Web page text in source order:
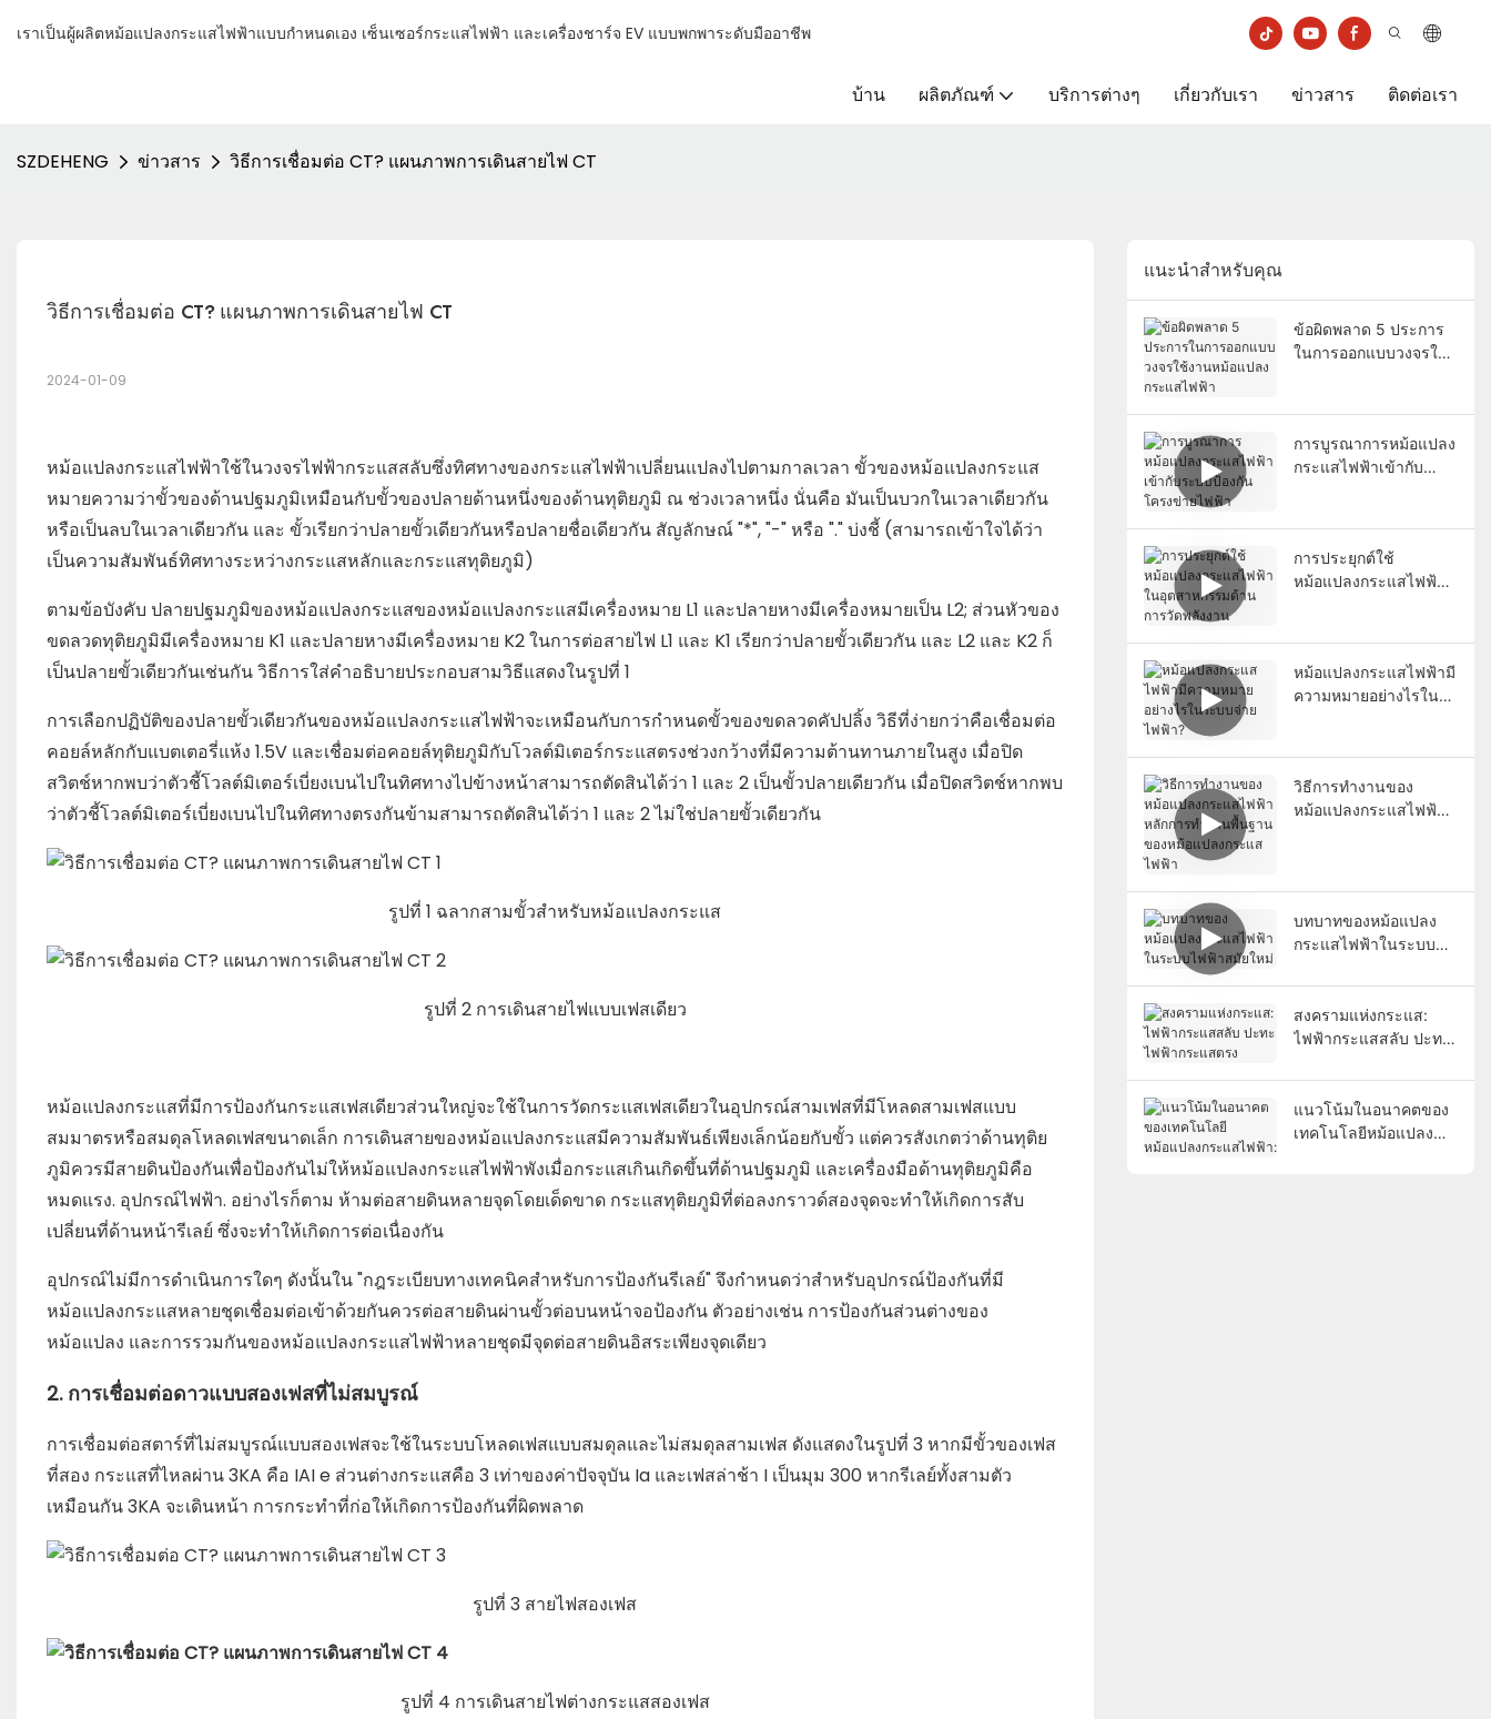
เราเป็นผู้ผลิตหม้อแปลงกระแสไฟฟ้าแบบกำหนดเอง เซ็นเซอร์กระแสไฟฟ้า และเครื่องชาร์จ EV แบบพกพาระดับมืออาชีพ
บ้าน ผลิตภัณฑ์ บริการต่างๆ เกี่ยวกับเรา ข่าวสาร ติดต่อเรา
SZDEHENG ข่าวสาร วิธีการเชื่อมต่อ CT? แผนภาพการเดินสายไฟ CT
วิธีการเชื่อมต่อ CT? แผนภาพการเดินสายไฟ CT
2024-01-09
หม้อแปลงกระแสไฟฟ้าใช้ในวงจรไฟฟ้ากระแสสลับซึ่งทิศทางของกระแสไฟฟ้าเปลี่ยนแปลงไปตามกาลเวลา ขั้วของหม้อแปลงกระแส
หมายความว่าขั้วของด้านปฐมภูมิเหมือนกับขั้วของปลายด้านหนึ่งของด้านทุติยภูมิ ณ ช่วงเวลาหนึ่ง นั่นคือ มันเป็นบวกในเวลาเดียวกัน
หรือเป็นลบในเวลาเดียวกัน และ ขั้วเรียกว่าปลายขั้วเดียวกันหรือปลายชื่อเดียวกัน สัญลักษณ์ "*", "-" หรือ "." บ่งชี้ (สามารถเข้าใจได้ว่า
เป็นความสัมพันธ์ทิศทางระหว่างกระแสหลักและกระแสทุติยภูมิ)
ตามข้อบังคับ ปลายปฐมภูมิของหม้อแปลงกระแสของหม้อแปลงกระแสมีเครื่องหมาย L1 และปลายหางมีเครื่องหมายเป็น L2; ส่วนหัวของ
ขดลวดทุติยภูมิมีเครื่องหมาย K1 และปลายหางมีเครื่องหมาย K2 ในการต่อสายไฟ L1 และ K1 เรียกว่าปลายขั้วเดียวกัน และ L2 และ K2 ก็
เป็นปลายขั้วเดียวกันเช่นกัน วิธีการใส่คำอธิบายประกอบสามวิธีแสดงในรูปที่ 1
การเลือกปฏิบัติของปลายขั้วเดียวกันของหม้อแปลงกระแสไฟฟ้าจะเหมือนกับการกำหนดขั้วของขดลวดคัปปลิ้ง วิธีที่ง่ายกว่าคือเชื่อมต่อ
คอยล์หลักกับแบตเตอรี่แห้ง 1.5V และเชื่อมต่อคอยล์ทุติยภูมิกับโวลต์มิเตอร์กระแสตรงช่วงกว้างที่มีความต้านทานภายในสูง เมื่อปิด
สวิตช์หากพบว่าตัวชี้โวลต์มิเตอร์เบี่ยงเบนไปในทิศทางไปข้างหน้าสามารถตัดสินได้ว่า 1 และ 2 เป็นขั้วปลายเดียวกัน เมื่อปิดสวิตช์หากพบ
ว่าตัวชี้โวลต์มิเตอร์เบี่ยงเบนไปในทิศทางตรงกันข้ามสามารถตัดสินได้ว่า 1 และ 2 ไม่ใช่ปลายขั้วเดียวกัน
รูปที่ 1 ฉลากสามขั้วสำหรับหม้อแปลงกระแส
รูปที่ 2 การเดินสายไฟแบบเฟสเดียว
หม้อแปลงกระแสที่มีการป้องกันกระแสเฟสเดียวส่วนใหญ่จะใช้ในการวัดกระแสเฟสเดียวในอุปกรณ์สามเฟสที่มีโหลดสามเฟสแบบ
สมมาตรหรือสมดุลโหลดเฟสขนาดเล็ก การเดินสายของหม้อแปลงกระแสมีความสัมพันธ์เพียงเล็กน้อยกับขั้ว แต่ควรสังเกตว่าด้านทุติย
ภูมิควรมีสายดินป้องกันเพื่อป้องกันไม่ให้หม้อแปลงกระแสไฟฟ้าพังเมื่อกระแสเกินเกิดขึ้นที่ด้านปฐมภูมิ และเครื่องมือด้านทุติยภูมิคือ
หมดแรง. อุปกรณ์ไฟฟ้า. อย่างไรก็ตาม ห้ามต่อสายดินหลายจุดโดยเด็ดขาด กระแสทุติยภูมิที่ต่อลงกราวด์สองจุดจะทำให้เกิดการสับ
เปลี่ยนที่ด้านหน้ารีเลย์ ซึ่งจะทำให้เกิดการต่อเนื่องกัน
อุปกรณ์ไม่มีการดำเนินการใดๆ ดังนั้นใน "กฎระเบียบทางเทคนิคสำหรับการป้องกันรีเลย์" จึงกำหนดว่าสำหรับอุปกรณ์ป้องกันที่มี
หม้อแปลงกระแสหลายชุดเชื่อมต่อเข้าด้วยกันควรต่อสายดินผ่านขั้วต่อบนหน้าจอป้องกัน ตัวอย่างเช่น การป้องกันส่วนต่างของ
หม้อแปลง และการรวมกันของหม้อแปลงกระแสไฟฟ้าหลายชุดมีจุดต่อสายดินอิสระเพียงจุดเดียว
2. การเชื่อมต่อดาวแบบสองเฟสที่ไม่สมบูรณ์
การเชื่อมต่อสตาร์ที่ไม่สมบูรณ์แบบสองเฟสจะใช้ในระบบโหลดเฟสแบบสมดุลและไม่สมดุลสามเฟส ดังแสดงในรูปที่ 3 หากมีขั้วของเฟส
ที่สอง กระแสที่ไหลผ่าน 3KA คือ IAI e ส่วนต่างกระแสคือ 3 เท่าของค่าปัจจุบัน Ia และเฟสล่าช้า I เป็นมุม 300 หากรีเลย์ทั้งสามตัว
เหมือนกัน 3KA จะเดินหน้า การกระทำที่ก่อให้เกิดการป้องกันที่ผิดพลาด
รูปที่ 3 สายไฟสองเฟส
รูปที่ 4 การเดินสายไฟต่างกระแสสองเฟส
แนะนำสำหรับคุณ
ข้อผิดพลาด 5 ประการ
ในการออกแบบวงจรใช้
การบูรณาการหม้อแปลง
กระแสไฟฟ้าเข้ากับ
การประยุกต์ใช้
หม้อแปลงกระแสไฟฟ้า
หม้อแปลงกระแสไฟฟ้ามี
ความหมายอย่างไรใน
วิธีการทำงานของ
หม้อแปลงกระแสไฟฟ้า
บทบาทของหม้อแปลง
กระแสไฟฟ้าในระบบ
สงครามแห่งกระแส:
ไฟฟ้ากระแสสลับ ปะทะ
แนวโน้มในอนาคตของ
เทคโนโลยีหม้อแปลง